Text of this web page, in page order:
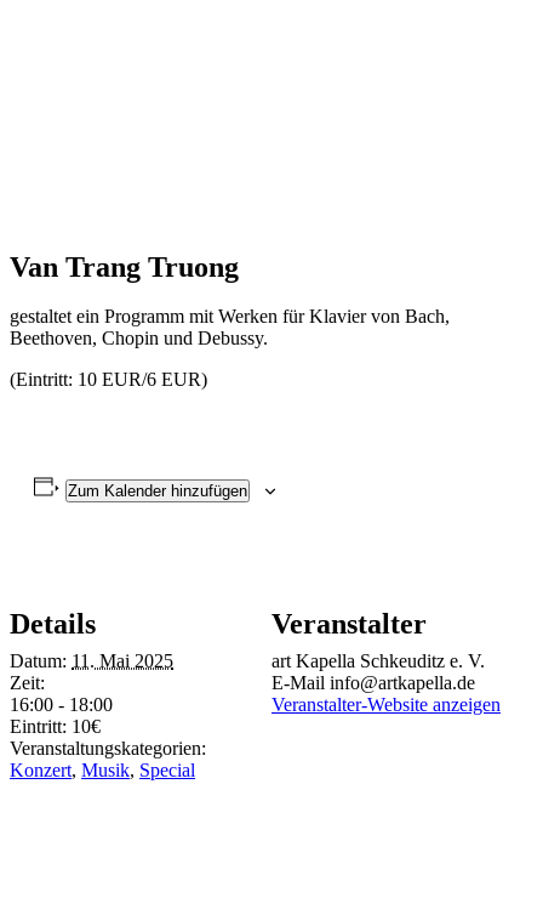
Van Trang Truong
gestaltet ein Programm mit Werken für Klavier von Bach,
Beethoven, Chopin und Debussy.
(Eintritt: 10 EUR/6 EUR)
Zum Kalender hinzufügen
Details
Datum: 11. Mai 2025
Zeit:
16:00 - 18:00
Eintritt: 10€
Veranstaltungskategorien:
Konzert, Musik, Special
Veranstalter
art Kapella Schkeuditz e. V.
E-Mail info@artkapella.de
Veranstalter-Website anzeigen